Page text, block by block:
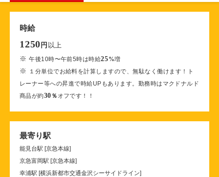
時給
1250 円 以上
※午後10時〜午前5時は時給25%増
※
１分単位でお給料を計算しますので、無駄なく働けます！ト
レーナー等への昇進で時給UPもあります。勤務時はマクドナルド
商品が約30 ％ オフです！！
最寄り駅
能見台駅 [京急本線]
京急富岡駅 [京急本線]
幸浦駅 [横浜新都市交通金沢シーサイドライン]